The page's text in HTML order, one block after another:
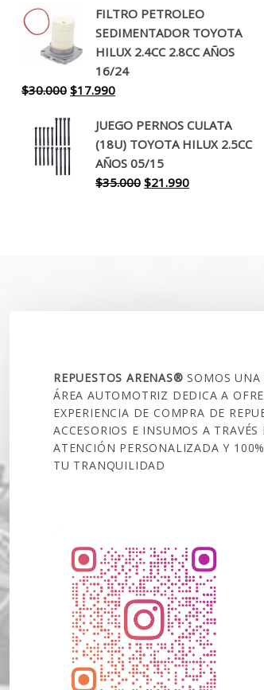
original
era:
$260.000.
actual
es:
$199.990.
FILTRO PETROLEO
SEDIMENTADOR TOYOTA
HILUX 2.4CC 2.8CC AÑOS
16/24
$30.000 El
original
era:
$30.000.
$17.990El
actual
es:
$17.990.
JUEGO PERNOS CULATA
(18U) TOYOTA HILUX 2.5CC
AÑOS 05/15
$35.000 El
$21.990El
REPUESTOS ARENAS®SOMOS UNA
ÁREA AUTOMOTRIZ DEDICA A
EXPERIENCIA DE COMPRA DE
ACCESORIOS E INSUMOS A TRAVÉS
ATENCIÓN PERSONALIZADA Y
TU TRANQUILIDAD